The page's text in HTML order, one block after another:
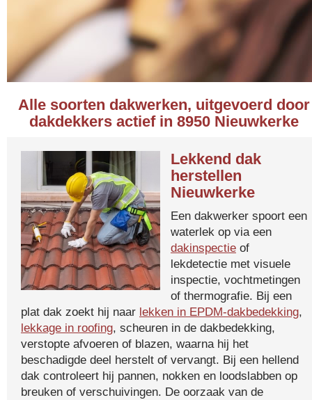
Alle soorten dakwerken, uitgevoerd door
dakdekkers actief in 8950 Nieuwkerke
Lekkend dak
herstellen
Nieuwkerke
Een dakwerker spoort een
waterlek op via een
dakinspectie of
lekdetectie met visuele
inspectie, vochtmetingen
of thermografie. Bij een
plat dak zoekt hij naar lekken in EPDM-dakbedekking,
lekkage in roofing, scheuren in de dakbedekking,
verstopte afvoeren of blazen, waarna hij het
beschadigde deel herstelt of vervangt. Bij een hellend
dak controleert hij pannen, nokken en loodslabben op
breuken of verschuivingen. De oorzaak van de